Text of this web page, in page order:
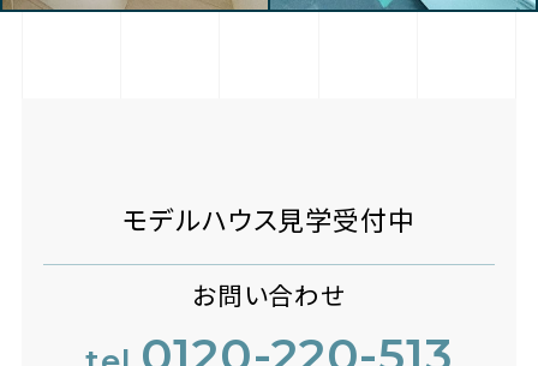
モデルハウス見学受付中
お問い合わせ